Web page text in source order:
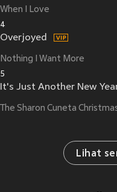
When I Love
4
Overjoyed
Nothing I Want More
5
It's Just Another New
The Sharon Cuneta
Lihat